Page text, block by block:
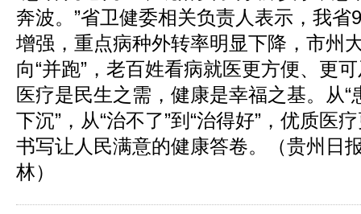
奔波。”省卫健委相关负责人表示，我
增强，重点病种外转率明显下降，市州
向“并跑”，老百姓看病就医更方便、更
医疗是民生之需，健康是幸福之基。从“
下沉”，从“治不了”到“治得好”，优质医
书写让人民满意的健康答卷。（贵州日
林）